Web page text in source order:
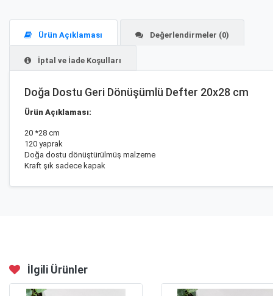
Ürün Açıklaması Değerlendirmeler (0)
İptal ve İade Koşulları
Doğa Dostu Geri Dönüşümlü Defter 20x28 cm
Ürün Açıklaması:
20 *28 cm
120 yaprak
Doğa dostu dönüştürülmüş malzeme
Kraft şık sadece kapak
İlgili Ürünler